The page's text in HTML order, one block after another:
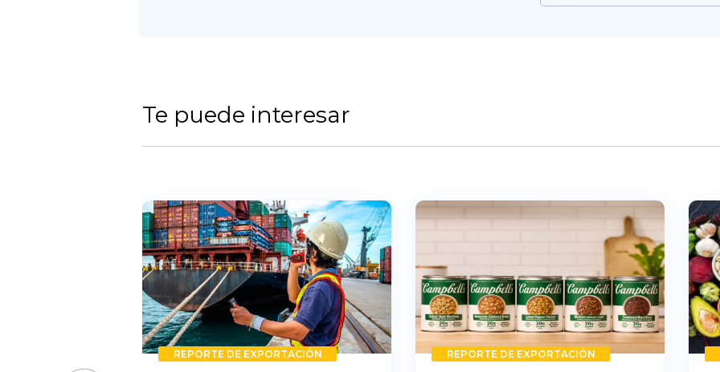
Te puede interesar
REPORTE DE EXPORTACIÓN REPORTE DE EXPORTACIÓN